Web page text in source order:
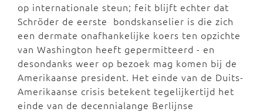
op internationale steun; feit blijft echter dat
Schröder de eerste bondskanselier is die zich
een dermate onafhankelijke koers ten opzichte
van Washington heeft gepermitteerd - en
desondanks weer op bezoek mag komen bij de
Amerikaanse president. Het einde van de Duits-
Amerikaanse crisis betekent tegelijkertijd het
einde van de decennialange Berlijnse